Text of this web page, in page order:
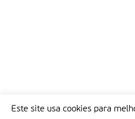
Este site usa cookies para